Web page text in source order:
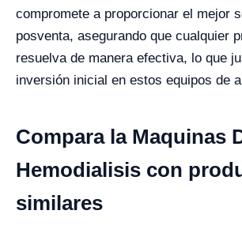
compromete a proporcionar el mejor
posventa, asegurando que cualquier
resuelva de manera efectiva, lo que
inversión inicial en estos equipos de
Compara la Maquinas
Hemodialisis con
similares